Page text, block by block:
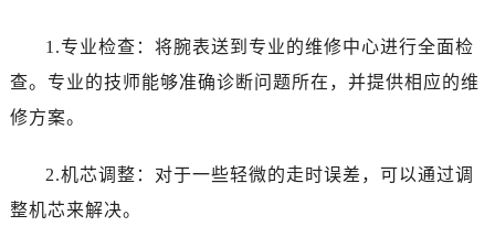
1.专业检查：将腕表送到专业的维修中心进行全面检
查。专业的技师能够准确诊断问题所在，并提供相应的维
修方案。
2.机芯调整：对于一些轻微的走时误差，可以通过调
整机芯来解决。